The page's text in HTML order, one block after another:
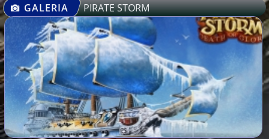
GALERIA PIRATE STORM